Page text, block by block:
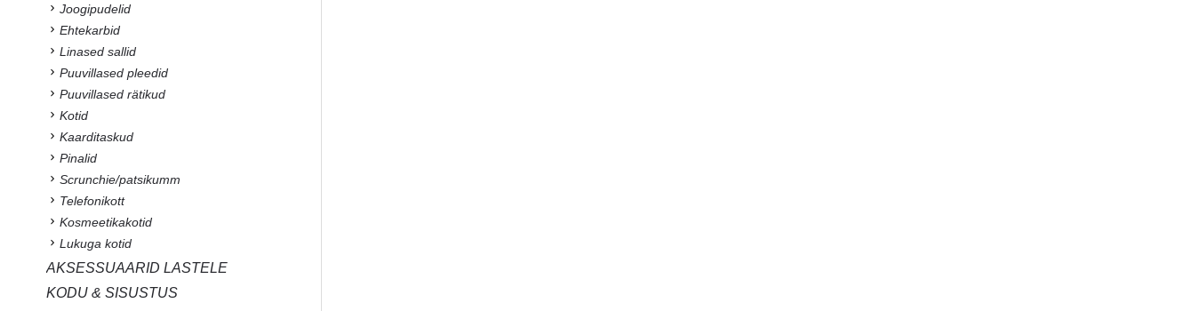
Joogipudelid
Ehtekarbid
Linased sallid
Puuvillased pleedid
Puuvillased rätikud
Kotid
Kaarditaskud
Pinalid
Scrunchie/patsikumm
Telefonikott
Kosmeetikakotid
Lukuga kotid
AKSESSUAARID LASTELE
KODU & SISUSTUS